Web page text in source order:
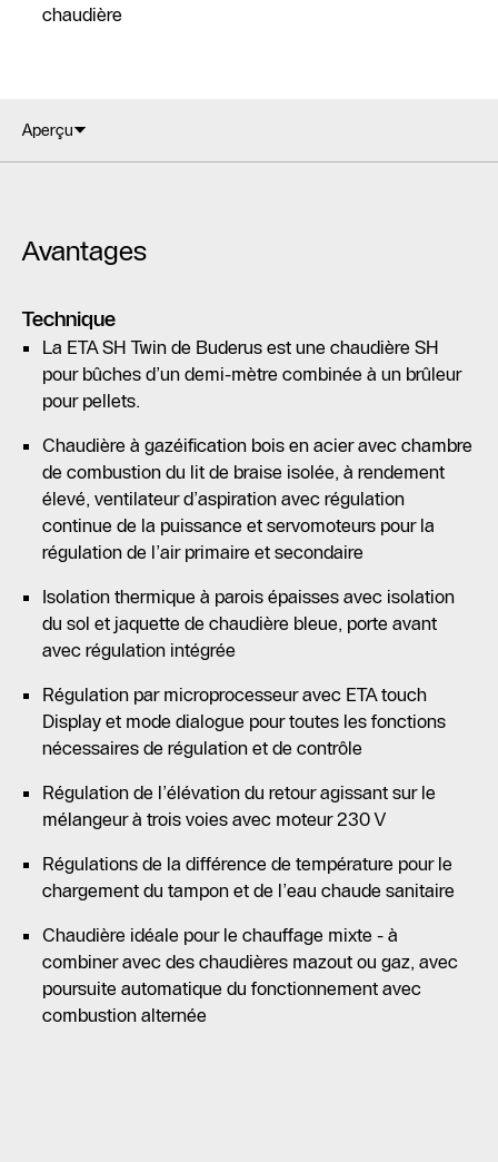
chaudière
Aperçu
Avantages
Technique
La ETA SH Twin de Buderus est une chaudière SH
pour bûches d’un demi-mètre combinée à un brûleur
pour pellets.
Chaudière à gazéification bois en acier avec chambre
de combustion du lit de braise isolée, à rendement
élevé, ventilateur d’aspiration avec régulation
continue de la puissance et servomoteurs pour la
régulation de l’air primaire et secondaire
Isolation thermique à parois épaisses avec isolation
du sol et jaquette de chaudière bleue, porte avant
avec régulation intégrée
Régulation par microprocesseur avec ETA touch
Display et mode dialogue pour toutes les fonctions
nécessaires de régulation et de contrôle
Régulation de l’élévation du retour agissant sur le
mélangeur à trois voies avec moteur 230 V
Régulations de la différence de température pour le
chargement du tampon et de l’eau chaude sanitaire
Chaudière idéale pour le chauffage mixte - à
combiner avec des chaudières mazout ou gaz, avec
poursuite automatique du fonctionnement avec
combustion alternée